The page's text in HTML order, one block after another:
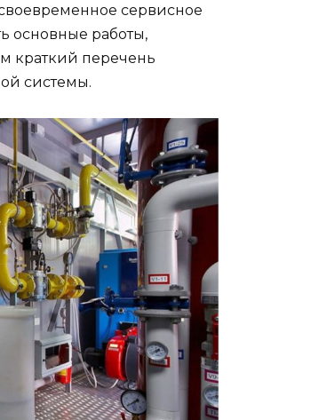
сервисное
основные работы,
краткий перечень
системы.